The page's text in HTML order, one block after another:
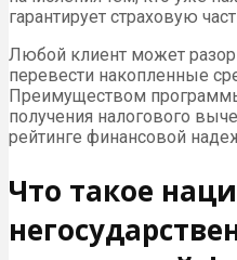
гарантирует страховую
Любой клиент может
перевести накопленные
Преимуществом
получения налогового
рейтинге финансовой
Что такое